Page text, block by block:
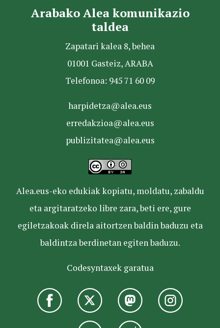
Arabako Alea komunikazio
taldea
Zapatari kalea 8, behea
01001 Gasteiz, ARABA
Telefonoa: 945 71 60 09
harpidetza@alea.eus
erredakzioa@alea.eus
publizitatea@alea.eus
Alea.eus-eko edukiak kopiatu, moldatu, zabaldu
eta argitaratzeko libre zara, beti ere, gure
egiletzakoak direla aitortzen baldin baduzu eta
baldintza berdinetan egiten baduzu.
Codesyntaxek garatua